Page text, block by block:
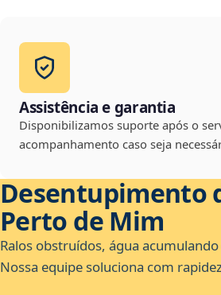
Assistência e garantia
Disponibilizamos suporte após o
acompanhamento caso seja
Desentupimento
Perto de Mim
Ralos obstruídos, água
Nossa equipe soluciona com